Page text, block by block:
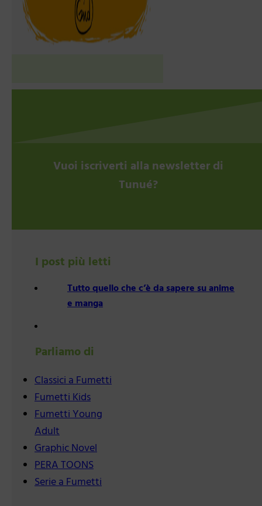
Vuoi iscriverti alla newsletter di
Tunué?
I post più letti
Tutto quello che c’è da sapere su anime
e manga
Parliamo di
Classici a Fumetti
Fumetti Kids
Fumetti Young
Adult
Graphic Novel
PERA TOONS
Serie a Fumetti